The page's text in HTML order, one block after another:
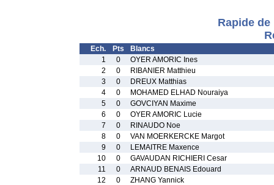
Rapide de
Ech. Pts
Blancs
1
0
OYER AMORIC Ines
2
0
RIBANIER Matthieu
3
0
DREUX Matthias
4
0
MOHAMED ELHAD Nouraiya
5
0
GOVCIYAN Maxime
6
0
OYER AMORIC Lucie
7
0
RINAUDO Noe
8
0
VAN MOERKERCKE Margot
9
0
LEMAITRE Maxence
10
0
GAVAUDAN RICHIERI Cesar
11
0
ARNAUD BENAIS Edouard
12
0
ZHANG Yannick